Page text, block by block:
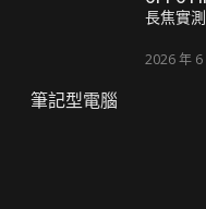
長焦實
2026 年 6
筆記型電腦